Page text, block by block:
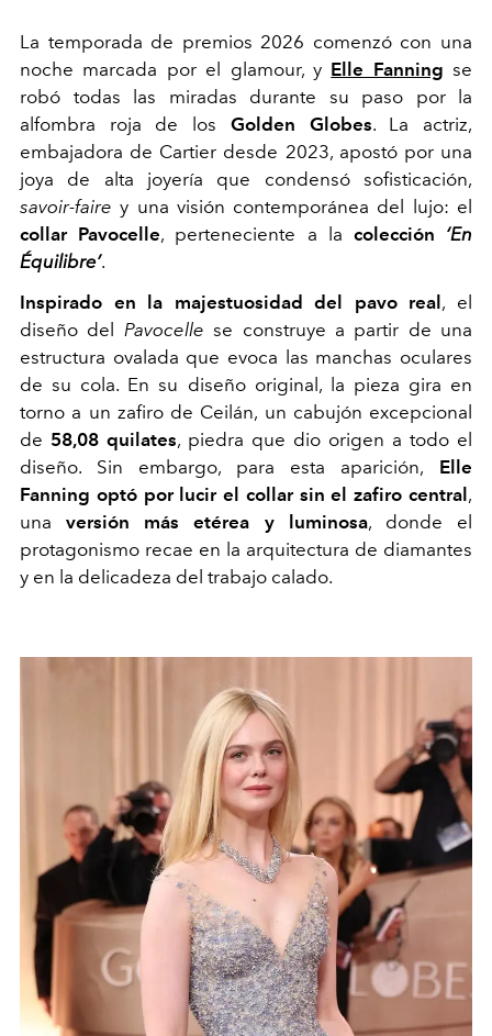
La temporada de premios 2026 comenzó con una
noche marcada por el glamour, y Elle Fanning se
robó todas las miradas durante su paso por la
alfombra roja de los Golden Globes. La actriz,
embajadora de Cartier desde 2023, apostó por una
joya de alta joyería que condensó sofisticación,
savoir-fairey una visión contemporánea del lujo: el
collar Pavocelle, perteneciente a la colección ‘En
Équilibre’.
Inspirado en la majestuosidad del pavo real , el
diseño del Pavocelle se construye a partir de una
estructura ovalada que evoca las manchas oculares
de su cola. En su diseño original, la pieza gira en
torno a un zafiro de Ceilán, un cabujón excepcional
de 58,08 quilates, piedra que dio origen a todo el
diseño. Sin embargo, para esta aparición, Elle
Fanning optó por lucir el collar sin el zafiro central ,
una versión más etérea y luminosa, donde el
protagonismo recae en la arquitectura de diamantes
y en la delicadeza del trabajo calado.